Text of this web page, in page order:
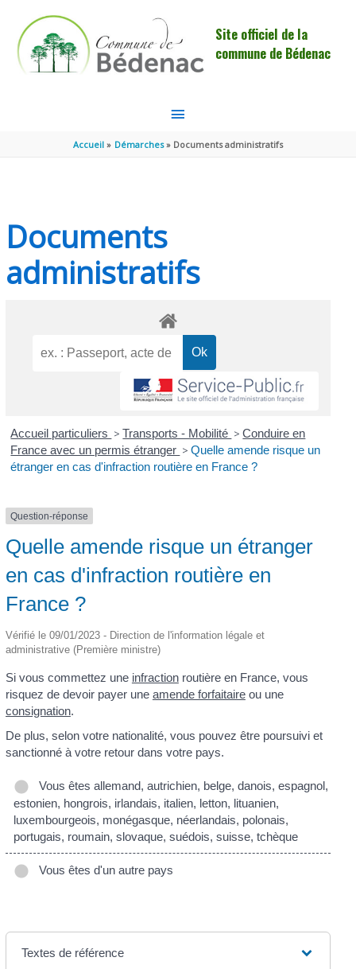
Site officiel de la
commune de Bédenac
MENU
PRINCIPAL
Accueil Démarches Documents administratifs
Documents
administratifs
Accueil particuliers > Transports - Mobilité > Conduire en
France avec un permis étranger > Quelle amende risque un
étranger en cas d'infraction routière en France ?
Question-réponse
Quelle amende risque un étranger
en cas d'infraction routière en
France ?
Vérifié le 09/01/2023 - Direction de l'information légale et
administrative (Première ministre)
Si vous commettez une infractionroutière en France, vous
risquez de devoir payer une amende forfaitaireou une
consignation.
De plus, selon votre nationalité, vous pouvez être poursuivi et
sanctionné à votre retour dans votre pays.
Vous êtes allemand, autrichien, belge, danois, espagnol,
estonien, hongrois, irlandais, italien, letton, lituanien,
luxembourgeois, monégasque, néerlandais, polonais,
portugais, roumain, slovaque, suédois, suisse, tchèque
Vous êtes d'un autre pays
Textes de référence